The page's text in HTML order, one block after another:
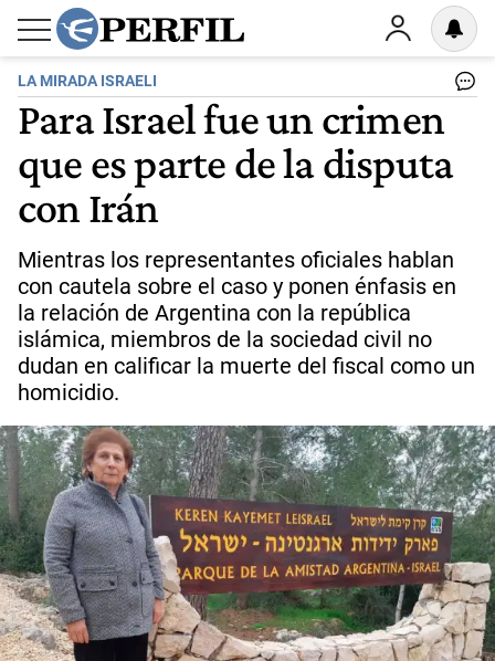
LA MIRADA ISRAELI
Para Israel fue un crimen
que es parte de la disputa
con Irán
Mientras los representantes oficiales hablan
con cautela sobre el caso y ponen énfasis en
la relación de Argentina con la república
islámica, miembros de la sociedad civil no
dudan en calificar la muerte del fiscal como un
homicidio.